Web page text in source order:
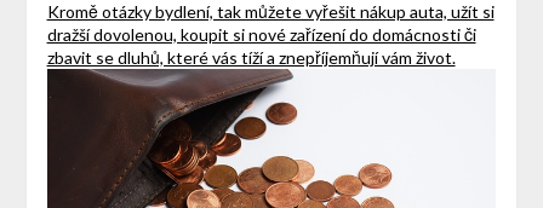
Kromě otázky bydlení, tak můžete vyřešit nákup auta, užít si
dražší dovolenou, koupit si nové zařízení do domácnosti či
zbavit se dluhů, které vás tíží a znepříjemňují vám život.